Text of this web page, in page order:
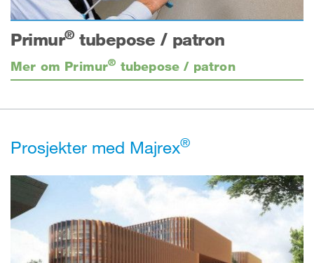
Primur®tubepose / patron
Mer om Primur® tubepose / patron
Prosjekter med Majrex®